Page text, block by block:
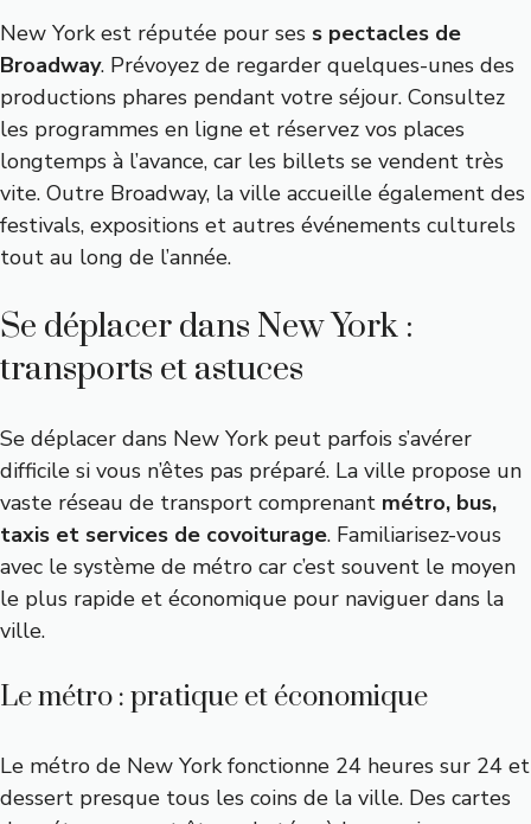
New York est réputée pour ses s pectacles de
Broadway. Prévoyez de regarder quelques-unes des
productions phares pendant votre séjour. Consultez
les programmes en ligne et réservez vos places
longtemps à l’avance, car les billets se vendent très
vite. Outre Broadway, la ville accueille également des
festivals, expositions et autres événements culturels
tout au long de l’année.
Se déplacer dans New York :
transports et astuces
Se déplacer dans New York peut parfois s’avérer
difficile si vous n’êtes pas préparé. La ville propose un
vaste réseau de transport comprenant métro, bus,
taxis et services de covoiturage. Familiarisez-vous
avec le système de métro car c’est souvent le moyen
le plus rapide et économique pour naviguer dans la
ville.
Le métro : pratique et économique
Le métro de New York fonctionne 24 heures sur 24 et
dessert presque tous les coins de la ville. Des cartes